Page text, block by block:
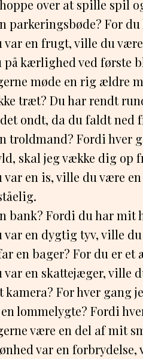
over at spille spil
parkeringsbøde? For
var en frugt, ville du
på kærlighed ved første
møde en rig ældre
træt? Du har rendt
ondt, da du faldt ned
troldmand? Fordi hver
skal jeg vække dig op
var en is, ville du være
bank? Fordi du har mit
var en dygtig tyv, ville
en bager? For du er et
var en skattejæger, ville
kamera? For hver gang
lommelygte? Fordi
være en del af mit
var en